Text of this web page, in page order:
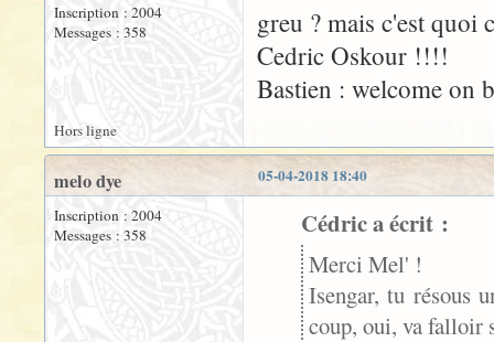
Inscription : 2004
Messages : 358
greu ? mais c'est quoi
Cedric Oskour !!!!
Bastien : welcome on
Hors ligne
05-04-2018 18:40
melo dye
Inscription : 2004
Messages : 358
Cédric a écrit :
Merci Mel' !
Isengar, tu résous
coup, oui, va falloir